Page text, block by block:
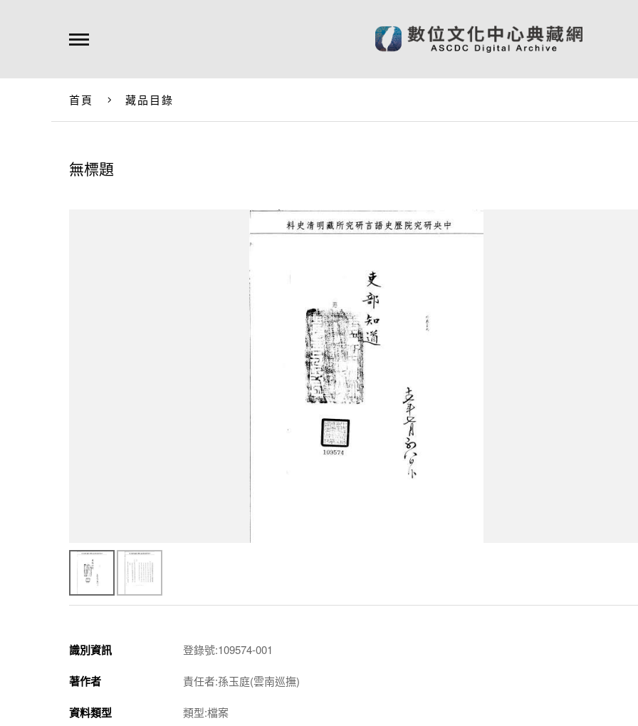
首頁 藏品目錄
無標題
識別資訊 登錄號:109574-001
著作者 責任者:孫玉庭(雲南巡撫)
資料類型 類型:檔案